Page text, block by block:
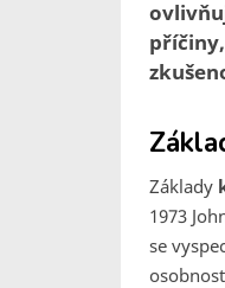
Základy
1973
se